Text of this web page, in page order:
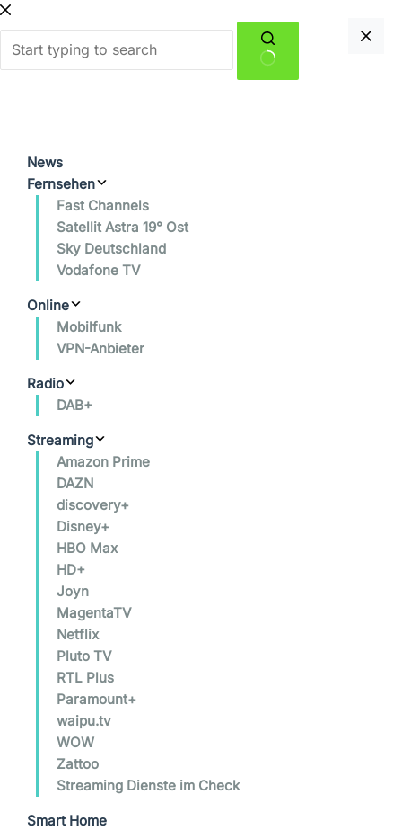
Zum
Inhalt
springen
News
Fernsehen
Fast Channels
Satellit Astra 19° Ost
Sky Deutschland
Vodafone TV
Online
Mobilfunk
VPN-Anbieter
Radio
DAB+
Streaming
Amazon Prime
DAZN
discovery+
Disney+
HBO Max
HD+
Joyn
MagentaTV
Netflix
Pluto TV
RTL Plus
Paramount+
waipu.tv
WOW
Zattoo
Streaming Dienste im Check
Smart Home